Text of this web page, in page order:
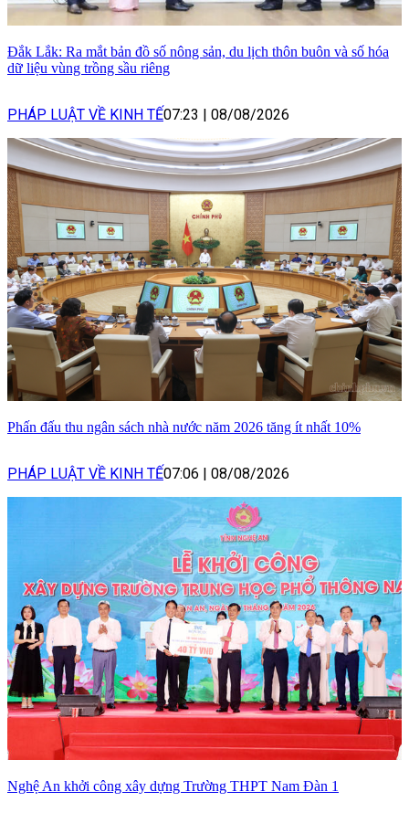
Đắk Lắk: Ra mắt bản đồ số nông sản, du lịch thôn buôn và số hóa
dữ liệu vùng trồng sầu riêng
PHÁP LUẬT VỀ KINH TẾ07:23 08/08/2026
Phấn đấu thu ngân sách nhà nước năm 2026 tăng ít nhất 10%
PHÁP LUẬT VỀ KINH TẾ07:06 08/08/2026
Nghệ An khởi công xây dựng Trường THPT Nam Đàn 1